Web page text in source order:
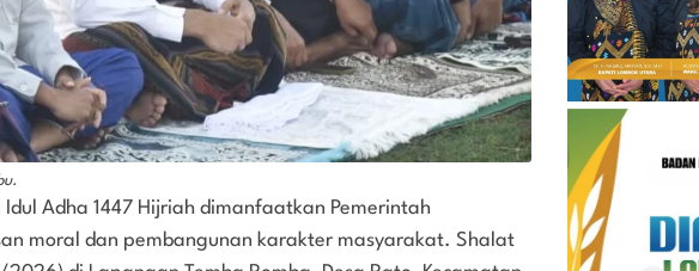
Adha 1447 Hijriah dimanfaatkan Pemerintah
moral dan pembangunan karakter masyarakat. Shalat